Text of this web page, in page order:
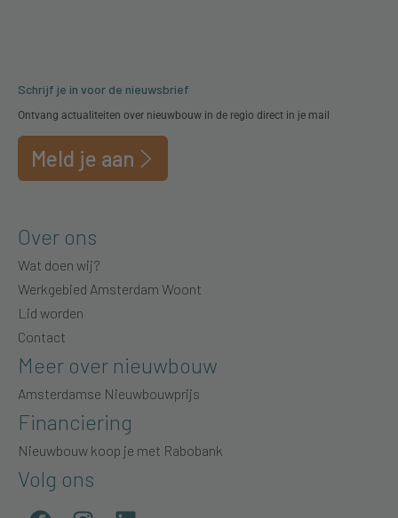
Schrijf je in voor de nieuwsbrief
Ontvang actualiteiten over nieuwbouw in de regio direct in je mail
Meld je aan
Over ons
Wat doen wij?
Werkgebied Amsterdam Woont
Lid worden
Contact
Meer over nieuwbouw
Amsterdamse Nieuwbouwprijs
Financiering
Nieuwbouw koop je met Rabobank
Volg ons